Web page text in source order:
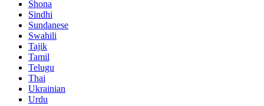
Shona
Sindhi
Sundanese
Swahili
Tajik
Tamil
Telugu
Thai
Ukrainian
Urdu